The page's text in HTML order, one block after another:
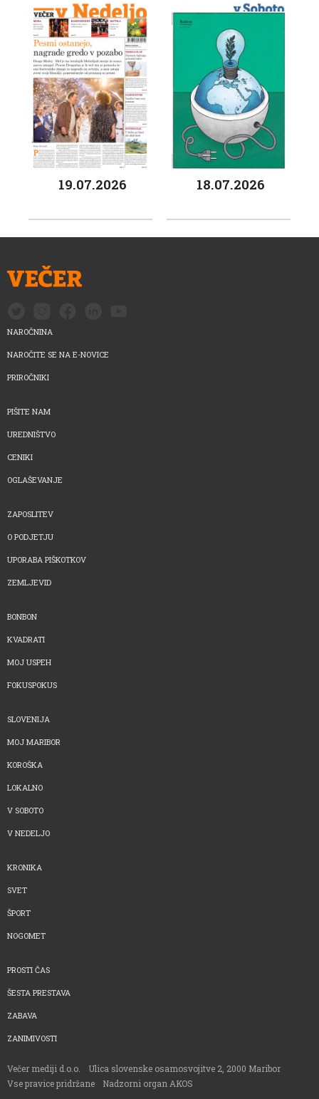
19.07.2026 18.07.2026
NAROČNINA
NAROČITE SE NA E-NOVICE
PRIROČNIKI
PIŠITE NAM
UREDNIŠTVO
CENIKI
OGLAŠEVANJE
ZAPOSLITEV
O PODJETJU
UPORABA PIŠKOTKOV
ZEMLJEVID
BONBON
KVADRATI
MOJ USPEH
FOKUSPOKUS
SLOVENIJA
MOJ MARIBOR
KOROŠKA
LOKALNO
V SOBOTO
V NEDELJO
KRONIKA
SVET
ŠPORT
NOGOMET
PROSTI ČAS
ŠESTA PRESTAVA
ZABAVA
ZANIMIVOSTI
Večer mediji d.o.o.
Ulica slovenske osamosvojitve 2, 2000 Maribor
Vse pravice pridržane
Nadzorni organ AKOS